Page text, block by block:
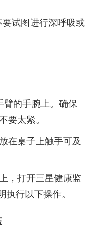
试图进行深呼吸或
臂的手腕上。确保
要太紧。
在桌子上触手可及
，打开三星健康监
执行以下操作。